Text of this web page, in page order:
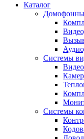
Каталог
Системы
Системы